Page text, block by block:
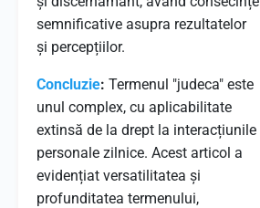
semnificative asupra rezultatelor
și percepțiilor.
Concluzie: Termenul "judeca" este
unul complex, cu aplicabilitate
extinsă de la drept la interacțiunile
personale zilnice. Acest articol a
evidențiat versatilitatea și
profunditatea termenului,